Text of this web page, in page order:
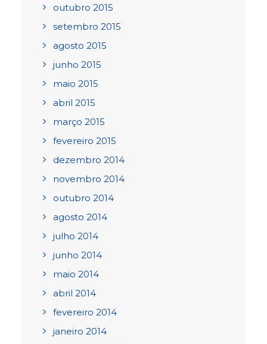
outubro 2015
setembro 2015
agosto 2015
junho 2015
maio 2015
abril 2015
março 2015
fevereiro 2015
dezembro 2014
novembro 2014
outubro 2014
agosto 2014
julho 2014
junho 2014
maio 2014
abril 2014
fevereiro 2014
janeiro 2014